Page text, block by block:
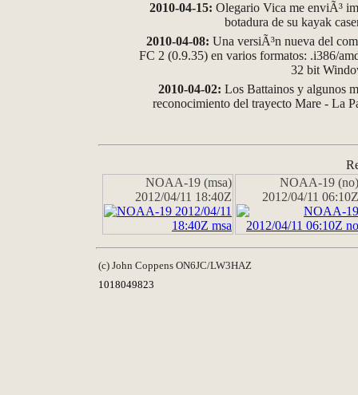
2010-04-15: Olegario Vica me enviÃ³
botadura de su kayak
2010-04-08: Una versiÃ³n nueva del
FC 2 (0.9.35) en varios formatos: .i386/
32 bit
2010-04-02: Los Battainos y algunos
reconocimiento del trayecto Mare - La
NOAA-19 (msa)
2012/04/11 18:40Z
NOAA-19 (no)
2012/04/11 06:10Z
(c) John Coppens ON6JC/LW3HAZ
1018049823